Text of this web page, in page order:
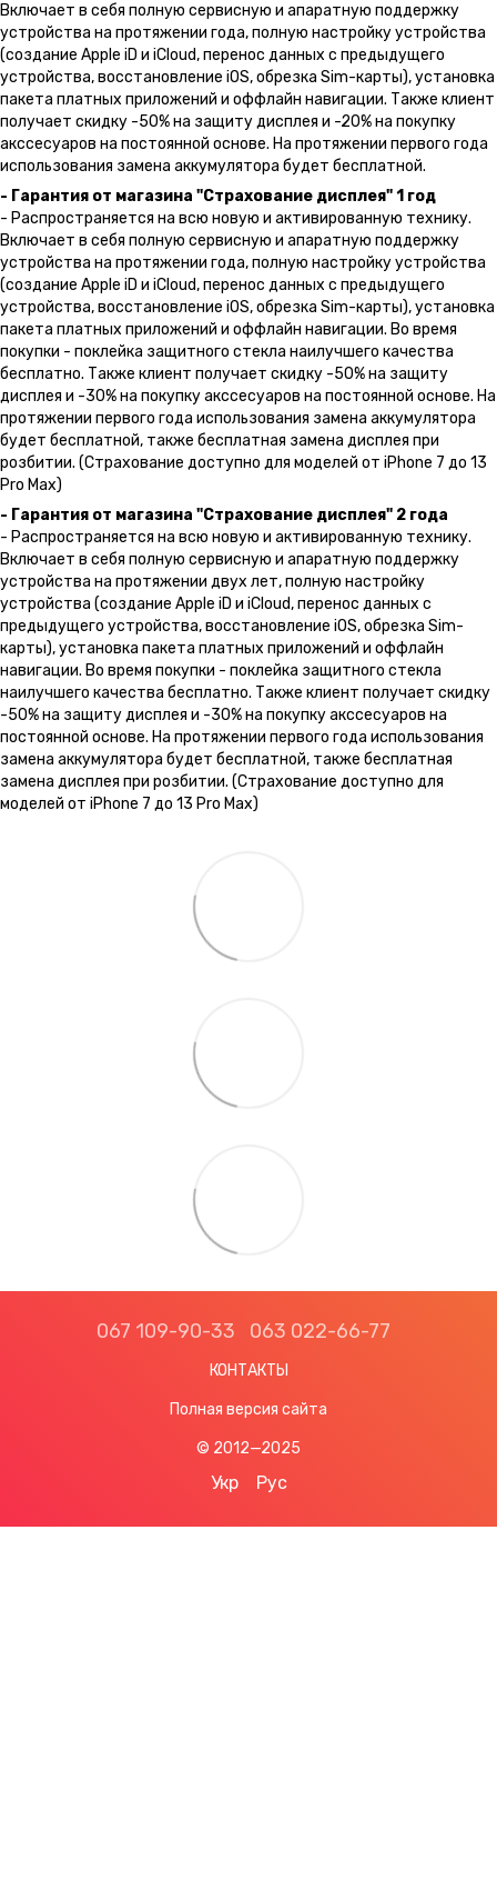
Включает в себя полную сервисную и апаратную поддержку
устройства на протяжении года, полную настройку устройства
(создание Apple iD и iCloud, перенос данных с предыдущего
устройства, восстановление iOS, обрезка Sim-карты), установка
пакета платных приложений и оффлайн навигации. Также клиент
получает скидку -50% на защиту дисплея и -20% на покупку
акссесуаров на постоянной основе. На протяжении первого года
использования замена аккумулятора будет бесплатной.
- Гарантия от магазина "Страхование дисплея" 1 год
- Распространяется на всю новую и активированную технику.
Включает в себя полную сервисную и апаратную поддержку
устройства на протяжении года, полную настройку устройства
(создание Apple iD и iCloud, перенос данных с предыдущего
устройства, восстановление iOS, обрезка Sim-карты), установка
пакета платных приложений и оффлайн навигации. Во время
покупки - поклейка защитного стекла наилучшего качества
бесплатно. Также клиент получает скидку -50% на защиту
дисплея и -30% на покупку акссесуаров на постоянной основе. На
протяжении первого года использования замена аккумулятора
будет бесплатной, также бесплатная замена дисплея при
розбитии. (Страхование доступно для моделей от iPhone 7 до 13
Pro Max)
- Гарантия от магазина "Страхование дисплея" 2 года
- Распространяется на всю новую и активированную технику.
Включает в себя полную сервисную и апаратную поддержку
устройства на протяжении двух лет, полную настройку
устройства (создание Apple iD и iCloud, перенос данных с
предыдущего устройства, восстановление iOS, обрезка Sim-
карты), установка пакета платных приложений и оффлайн
навигации. Во время покупки - поклейка защитного стекла
наилучшего качества бесплатно. Также клиент получает скидку
-50% на защиту дисплея и -30% на покупку акссесуаров на
постоянной основе. На протяжении первого года использования
замена аккумулятора будет бесплатной, также бесплатная
замена дисплея при розбитии. (Страхование доступно для
моделей от iPhone 7 до 13 Pro Max)
067 109-90-33 063 022-66-77
КОНТАКТЫ
Полная версия сайта
© 2012—2025
Укр Рус